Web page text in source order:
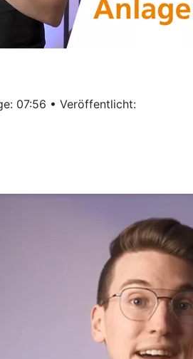
07:56 • Veröffentlicht: